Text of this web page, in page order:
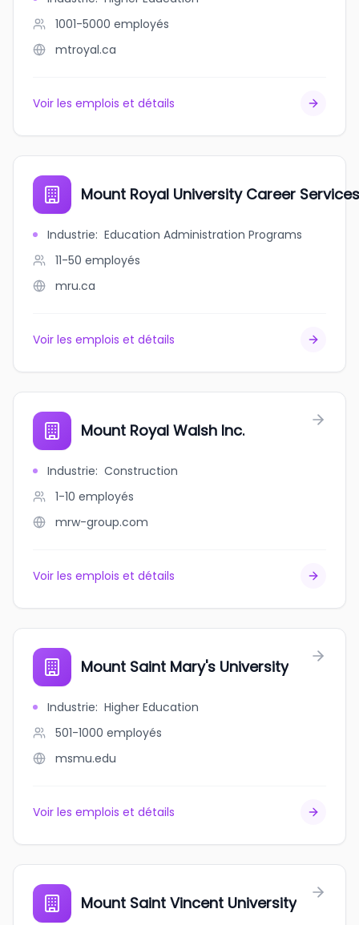
1001-5000 employés
mtroyal.ca
Voir les emplois et détails
Mount Royal University Career Services
Industrie: Education Administration Programs
11-50 employés
mru.ca
Voir les emplois et détails
Mount Royal Walsh Inc.
Industrie: Construction
1-10 employés
mrw-group.com
Voir les emplois et détails
Mount Saint Mary's University
Industrie: Higher Education
501-1000 employés
msmu.edu
Voir les emplois et détails
Mount Saint Vincent University